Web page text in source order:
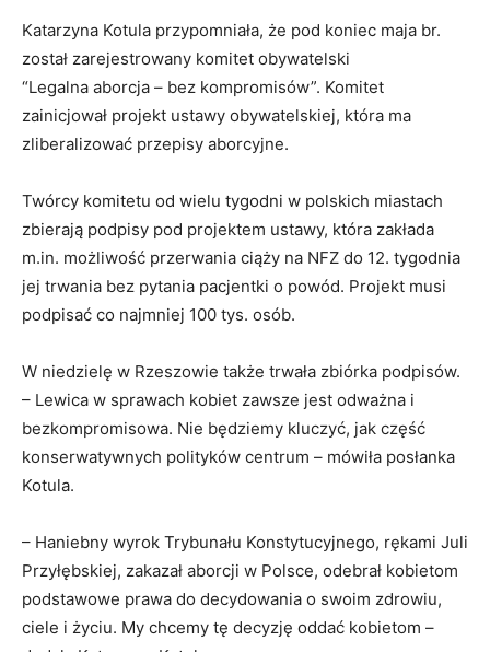
Katarzyna Kotula przypomniała, że pod koniec maja br.
został zarejestrowany komitet obywatelski
“Legalna aborcja – bez kompromisów”. Komitet
zainicjował projekt ustawy obywatelskiej, która ma
zliberalizować przepisy aborcyjne.
Twórcy komitetu od wielu tygodni w polskich miastach
zbierają podpisy pod projektem ustawy, która zakłada
m.in. możliwość przerwania ciąży na NFZ do 12. tygodnia
jej trwania bez pytania pacjentki o powód. Projekt musi
podpisać co najmniej 100 tys. osób.
W niedzielę w Rzeszowie także trwała zbiórka podpisów.
– Lewica w sprawach kobiet zawsze jest odważna i
bezkompromisowa. Nie będziemy kluczyć, jak część
konserwatywnych polityków centrum – mówiła posłanka
Kotula.
– Haniebny wyrok Trybunału Konstytucyjnego, rękami Juli
Przyłębskiej, zakazał aborcji w Polsce, odebrał kobietom
podstawowe prawa do decydowania o swoim zdrowiu,
ciele i życiu. My chcemy tę decyzję oddać kobietom –